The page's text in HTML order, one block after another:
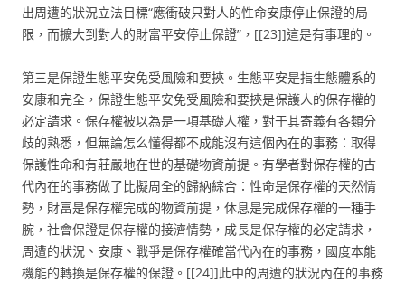
出周遭的狀況立法目標“應衝破只對人的性命安康停止保證的局
限，而擴大到對人的財富平安停止保證”，[[23]]這是有事理的。
第三是保證生態平安免受風險和要挾。生態平安是指生態體系的
安康和完全，保證生態平安免受風險和要挾是保護人的保存權的
必定請求。保存權被以為是一項基礎人權，對于其寄義有各類分
歧的熟悉，但無論怎么懂得都不成能沒有這個內在的事務：取得
保護性命和有莊嚴地在世的基礎物資前提。有學者對保存權的古
代內在的事務做了比擬周全的歸納綜合：性命是保存權的天然情
勢，財富是保存權完成的物資前提，休息是完成保存權的一種手
腕，社會保證是保存權的接濟情勢，成長是保存權的必定請求，
周遭的狀況、安康、戰爭是保存權確當代內在的事務，國度本能
機能的轉換是保存權的保證。[[24]]此中的周遭的狀況內在的事務